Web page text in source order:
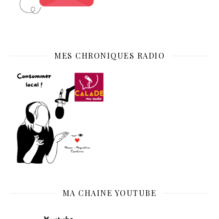
MES CHRONIQUES RADIO
MA CHAINE YOUTUBE